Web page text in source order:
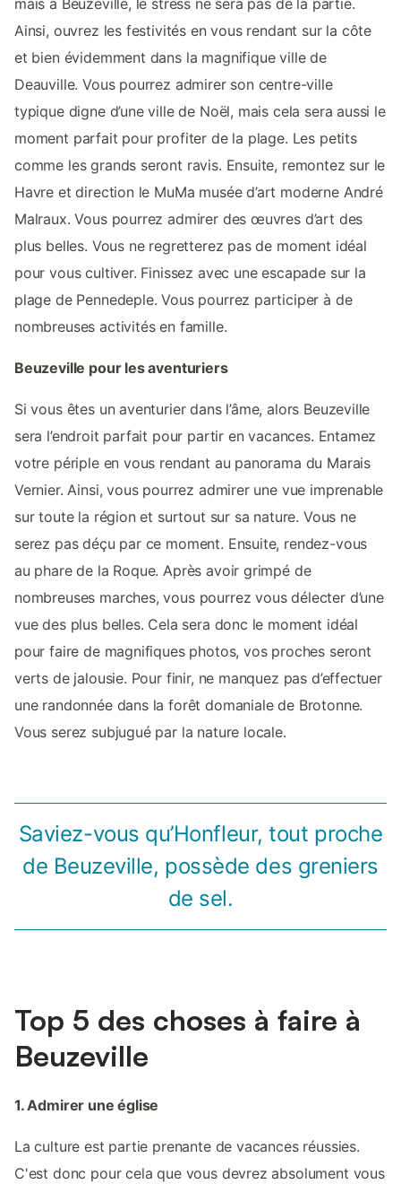
mais à Beuzeville, le stress ne sera pas de la partie.
Ainsi, ouvrez les festivités en vous rendant sur la côte
et bien évidemment dans la magnifique ville de
Deauville. Vous pourrez admirer son centre-ville
typique digne d’une ville de Noël, mais cela sera aussi le
moment parfait pour profiter de la plage. Les petits
comme les grands seront ravis. Ensuite, remontez sur le
Havre et direction le MuMa musée d’art moderne André
Malraux. Vous pourrez admirer des œuvres d’art des
plus belles. Vous ne regretterez pas de moment idéal
pour vous cultiver. Finissez avec une escapade sur la
plage de Pennedeple. Vous pourrez participer à de
nombreuses activités en famille.
Beuzeville pour les aventuriers
Si vous êtes un aventurier dans l’âme, alors Beuzeville
sera l’endroit parfait pour partir en vacances. Entamez
votre périple en vous rendant au panorama du Marais
Vernier. Ainsi, vous pourrez admirer une vue imprenable
sur toute la région et surtout sur sa nature. Vous ne
serez pas déçu par ce moment. Ensuite, rendez-vous
au phare de la Roque. Après avoir grimpé de
nombreuses marches, vous pourrez vous délecter d’une
vue des plus belles. Cela sera donc le moment idéal
pour faire de magnifiques photos, vos proches seront
verts de jalousie. Pour finir, ne manquez pas d’effectuer
une randonnée dans la forêt domaniale de Brotonne.
Vous serez subjugué par la nature locale.
Saviez-vous qu’Honfleur, tout proche
de Beuzeville, possède des greniers
de sel.
Top 5 des choses à faire à
Beuzeville
1. Admirer une église
La culture est partie prenante de vacances réussies.
C'est donc pour cela que vous devrez absolument vous